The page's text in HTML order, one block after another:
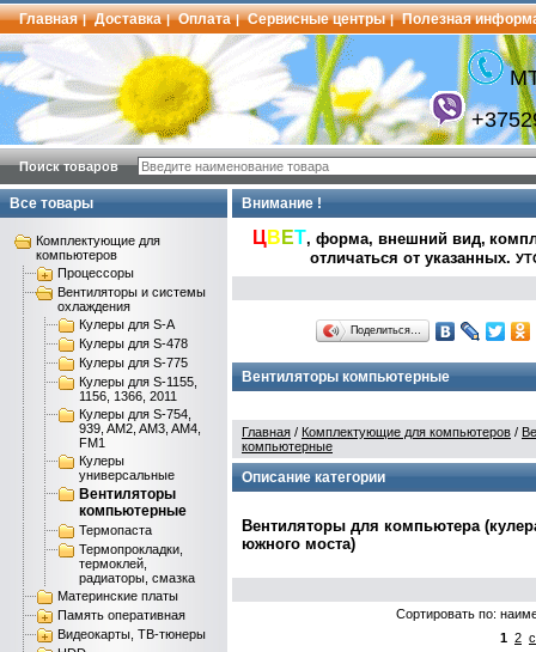
Главная | Доставка | Оплата | Сервисные центры | Полезная
Поиск товаров
Все товары
Комплектующие для
компьютеров
Процессоры
Вентиляторы и системы
охлаждения
Кулеры для S-A
Кулеры для S-478
Кулеры для S-775
Кулеры для S-1155,
1156, 1366, 2011
Кулеры для S-754,
939, AM2, AM3, AM4,
FM1
Кулеры
универсальные
Вентиляторы
компьютерные
Термопаста
Термопрокладки,
термоклей,
радиаторы, смазка
Материнские платы
Память оперативная
Видеокарты, ТВ-тюнеры
Внимание !
ЦВ ЕТ, форма, внешний вид,
отличаться от указанных.
Поделиться…
Вентиляторы компьютерные
Главная / Комплектующие для компьютеров /
компьютерные
Описание категории
Вентиляторы для компьютера
южного моста)
Сортировать по:
1 2